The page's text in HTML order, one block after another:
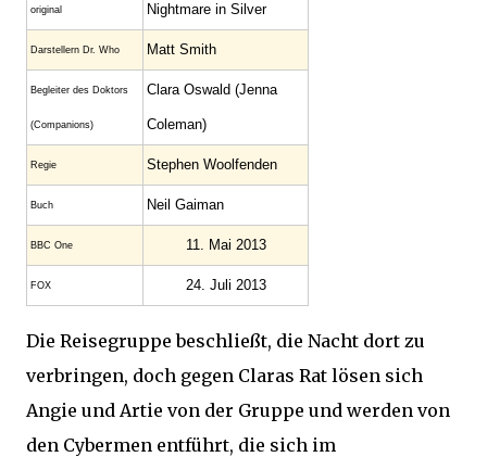
original Nightmare in Silver
Darstellern Dr. Who Matt Smith
Begleiter des Doktors
(Companions)
Clara Oswald (Jenna
Coleman)
Regie Stephen Woolfenden
Buch Neil Gaiman
BBC One 11. Mai 2013
FOX 24. Juli 2013
Die Reisegruppe beschließt, die Nacht dort zu
verbringen, doch gegen Claras Rat lösen sich
Angie und Artie von der Gruppe und werden von
den Cybermen entführt, die sich im